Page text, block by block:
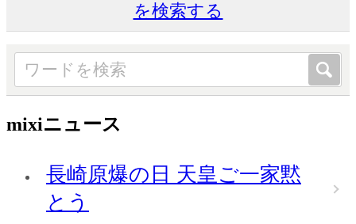
を検索する
mixiニュース
長崎原爆の日 天皇ご一家黙
とう